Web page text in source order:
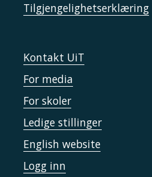
Tilgjengelighetserklæring
Kontakt UiT
For media
For skoler
Ledige stillinger
English website
Logg inn